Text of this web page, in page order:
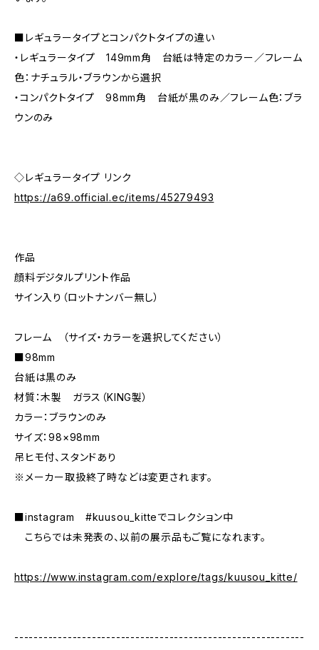
■レギュラータイプとコンパクトタイプの違い
・レギュラータイプ 149mm角 台紙は特定のカラー／フレーム
色：ナチュラル・ブラウンから選択
・コンパクトタイプ 98mm角 台紙が黒のみ／フレーム色：ブラ
ウンのみ
◇レギュラータイプ リンク
https://a69.official.ec/items/45279493
作品
顔料デジタルプリント作品
サイン入り（ロットナンバー無し）
フレーム （サイズ・カラーを選択してください）
■98mm
台紙は黒のみ
材質：木製 ガラス（KING製）
カラー：ブラウンのみ
サイズ：98×98mm
吊ヒモ付、スタンドあり
※メーカー取扱終了時などは変更されます。
■instagram #kuusou_kitteでコレクション中
こちらでは未発表の、以前の展示品もご覧になれます。
https://www.instagram.com/explore/tags/kuusou_kitte/
------------------------------------------------------------